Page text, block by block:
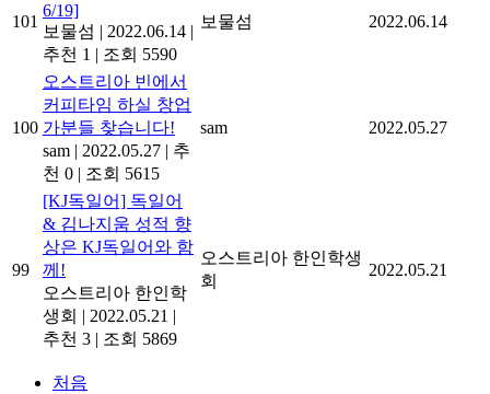
101
6/19]
보물섬 | 2022.06.14 |
추천 1 | 조회 5590
보물섬 2022.06.14
100
오스트리아 빈에서
커피타임 하실 창업
가분들 찾습니다!
sam | 2022.05.27 | 추
천 0 | 조회 5615
sam 2022.05.27
99
[KJ독일어] 독일어
& 김나지움 성적 향
상은 KJ독일어와 함
께!
오스트리아 한인학
생회 | 2022.05.21 |
추천 3 | 조회 5869
오스트리아 한인학생
회
2022.05.21
처음